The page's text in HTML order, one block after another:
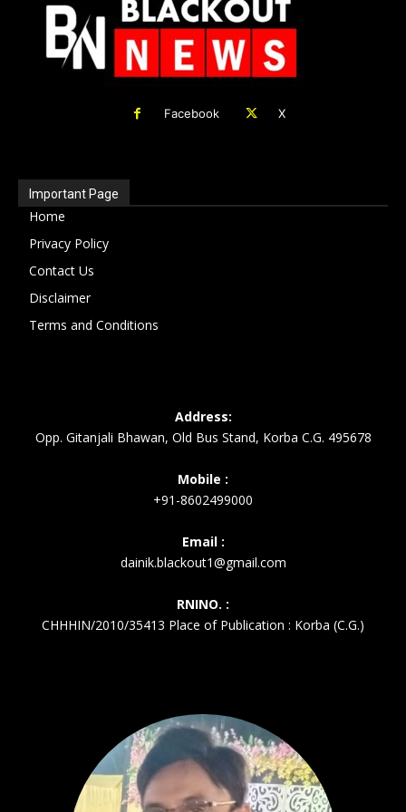
Facebook X
Important Page
Home
Privacy Policy
Contact Us
Disclaimer
Terms and Conditions
Address:
Opp. Gitanjali Bhawan, Old Bus Stand, Korba C.G. 495678
Mobile :
+91-8602499000
Email :
dainik.blackout1@gmail.com
RNINO. :
CHHHIN/2010/35413 Place of Publication : Korba (C.G.)